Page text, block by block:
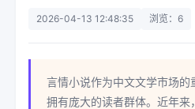
2026-04-13 12:48:35 浏览：6
言情小说作为中文文学市场的
拥有庞大的读者群体。近年来